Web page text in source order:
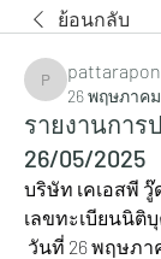
ย้อนกลับ
26 พฤษภาคม
รายงานการ
26/05/2025
บริษัท เคเอสพี
เลขทะเบียนนิติบุ
วันที่ 26 พฤษภา